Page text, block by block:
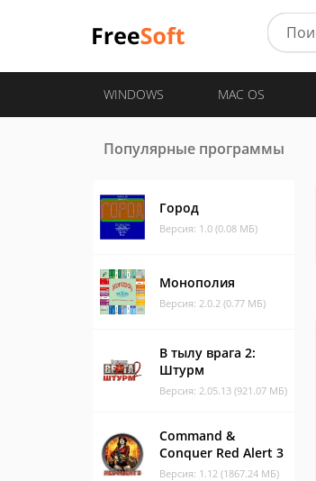
WINDOWS MAC OS
Популярные программы
Город
Версия: 1.0 (0.08 МБ)
Монополия
Версия: 2.0.2 (0.77 МБ)
В тылу врага 2:
Штурм
Версия: 2.05.13 (921.07 МБ)
Command &
Conquer Red Alert 3
Версия: 1.12 (1867.24 МБ)